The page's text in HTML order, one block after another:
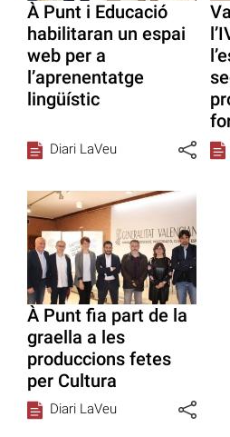
À Punt i Educació
habilitaran un espai
web per a
l’aprenentatge
lingüístic
Diari LaVeu
À Punt fia part de la
graella a les
produccions fetes
per Cultura
Diari LaVeu